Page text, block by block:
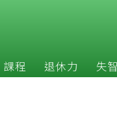
課程 退休力 失智